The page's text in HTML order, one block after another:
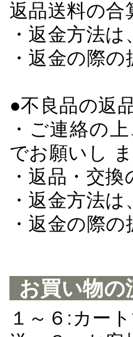
返品送料の
・返金方法
・返金の際
●不良品の返
・ご連絡の
でお願いし ま
・返品・交
・返金方法
・返金の際
お買い物の
１～６:カー